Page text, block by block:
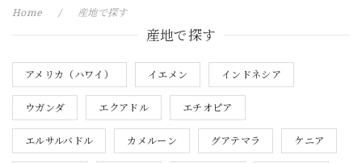
Home 産地で探す
産地で探す
アメリカ（ハワイ） イエメン インドネシア
ウガンダ エクアドル エチオピア
エルサルバドル カメルーン グアテマラ ケニア